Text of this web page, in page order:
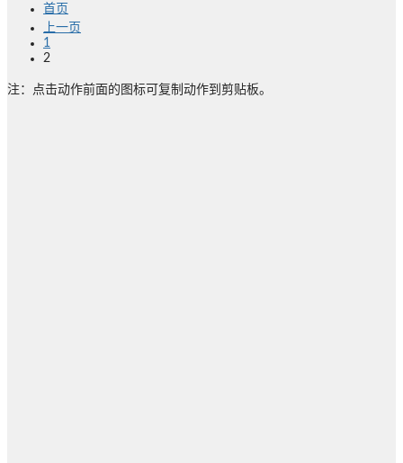
首页
上一页
1
2
注：点击动作前面的图标可复制动作到剪贴板。